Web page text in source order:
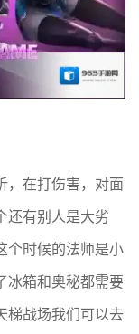
，在打伤害，对面
还有别人是大劣
个时候的法师是小
冰箱和奥秘都需要
梯战场我们可以去